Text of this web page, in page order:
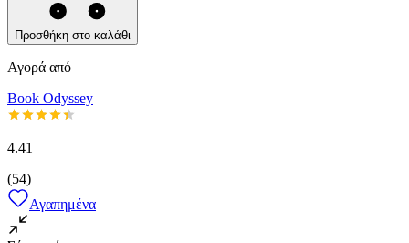
Προσθήκη στο καλάθι
Αγορά από
Book Odyssey
4.41
(54)
Αγαπημένα